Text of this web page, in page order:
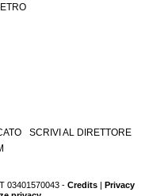
SCRIVI AL DIRETTORE
03401570043 - Credits | Privacy